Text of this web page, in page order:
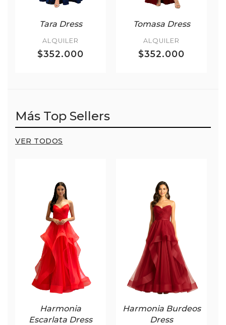
Tara Dress
ALQUILER
$352.000
Tomasa Dress
ALQUILER
$352.000
Más Top Sellers
VER TODOS
Harmonia
Escarlata Dress
Harmonia Burdeos
Dress